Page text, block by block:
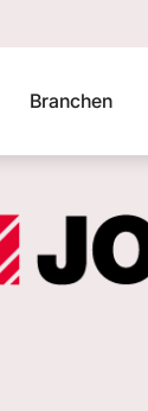
Branchen